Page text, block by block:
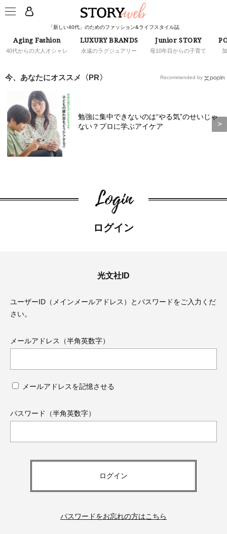
「新しい40代」のためのファッション&ライフスタイル誌
Aging Fashion
40代からの大人オシャレ
LUXURY BRANDS
永遠のラグジュアリー
Junior STORY
母10年目からの子育て
ス学」
今、あなたにオススメ〈PR〉
勉強に集中できないのは“やる気”のせいじゃ
ない？プロに学ぶアイケア
Recommended by
Login
ログイン
光文社ID
ユーザーID（メインメールアドレス）とパスワードをご入力くだ
さい。
メールアドレス（半角英数字）
メールアドレスを記憶させる
パスワード（半角英数字）
ログイン
パスワードをお忘れの方はこちら